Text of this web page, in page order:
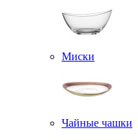
Миски
Чайные чашки